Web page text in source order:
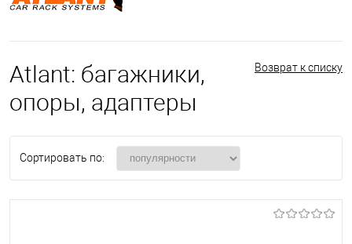
Возврат к списку
Atlant: багажники,
опоры, адаптеры
Сортировать по: